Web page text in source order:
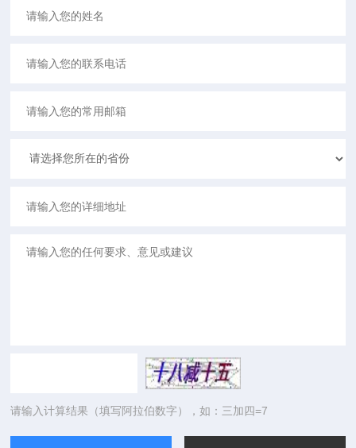
请输入计算结果（填写阿拉伯数字），如：三加四=7